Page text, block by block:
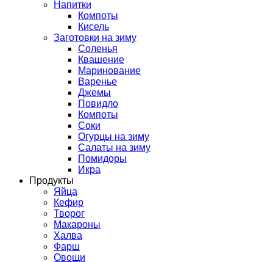
Напитки
Компоты
Кисель
Заготовки на зиму
Соленья
Квашение
Маринование
Варенье
Джемы
Повидло
Компоты
Соки
Огурцы на зиму
Салаты на зиму
Помидоры
Икра
Продукты
Яйца
Кефир
Творог
Макароны
Халва
Фарш
Овощи